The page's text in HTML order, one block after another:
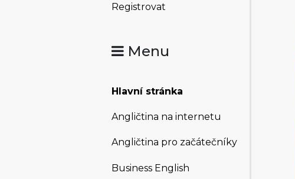
Registrovat
Menu
Hlavní stránka
Angličtina na internetu
Angličtina pro začátečníky
Business English